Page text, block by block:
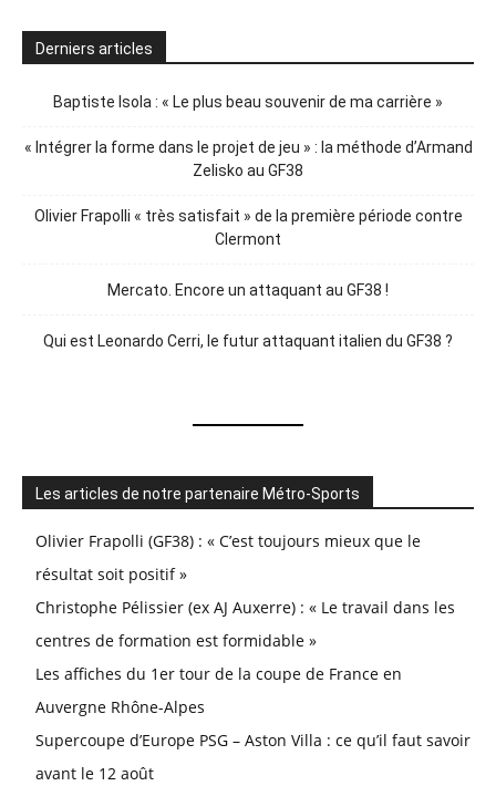
Derniers articles
Baptiste Isola : « Le plus beau souvenir de ma carrière »
« Intégrer la forme dans le projet de jeu » : la méthode d’Armand
Zelisko au GF38
Olivier Frapolli « très satisfait » de la première période contre
Clermont
Mercato. Encore un attaquant au GF38 !
Qui est Leonardo Cerri, le futur attaquant italien du GF38 ?
Les articles de notre partenaire Métro-Sports
Olivier Frapolli (GF38) : « C’est toujours mieux que le
résultat soit positif »
Christophe Pélissier (ex AJ Auxerre) : « Le travail dans les
centres de formation est formidable »
Les affiches du 1er tour de la coupe de France en
Auvergne Rhône-Alpes
Supercoupe d’Europe PSG – Aston Villa : ce qu’il faut savoir
avant le 12 août